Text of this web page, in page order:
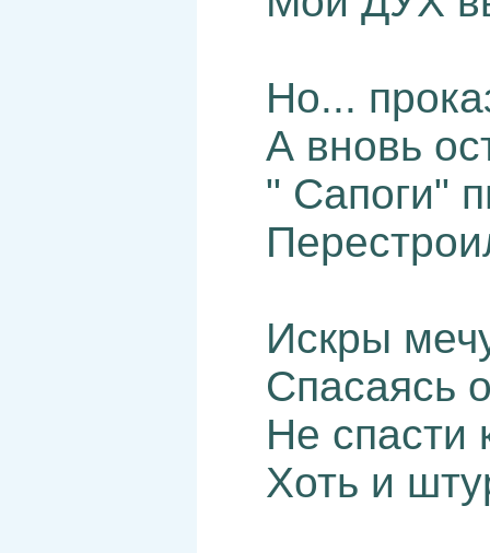
Но...
А вновь
" Сапоги"
Искры
Спасаясь
Не спасти
Хоть и